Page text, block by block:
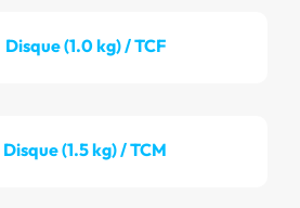
Disque (1.0 kg) / TCF
Disque (1.5 kg) / TCM